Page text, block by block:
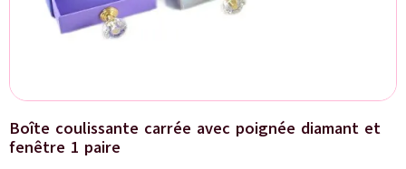
Boîte coulissante carrée avec poignée diamant et
fenêtre 1 paire